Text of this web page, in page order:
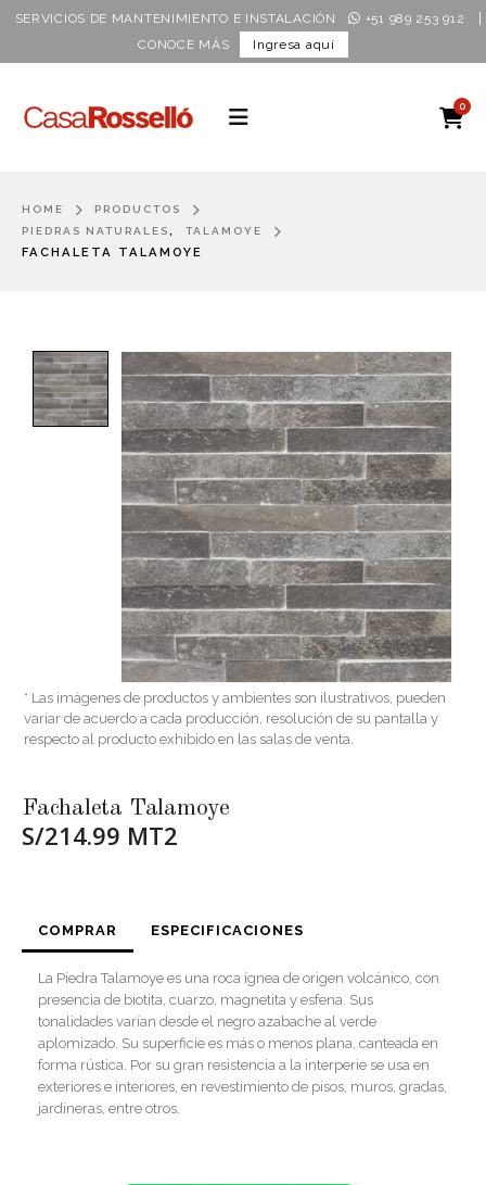
SERVICIOS DE MANTENIMIENTO E INSTALACIÓN +51 989 253 912
CONOCE MÁS Ingresa aquí
0
HOME
PRODUCTOS
PIEDRAS NATURALES, TALAMOYE
FACHALETA TALAMOYE
* Las imágenes de productos y ambientes son ilustrativos, pueden
variar de acuerdo a cada producción, resolución de su pantalla y
respecto al producto exhibido en las salas de venta.
Fachaleta Talamoye
S/214.99 MT2
COMPRAR ESPECIFICACIONES
La Piedra Talamoye es una roca ígnea de origen volcánico, con
presencia de biotita, cuarzo, magnetita y esfena. Sus
tonalidades varían desde el negro azabache al verde
aplomizado. Su superficie es más o menos plana, canteada en
forma rústica. Por su gran resistencia a la interperie se usa en
exteriores e interiores, en revestimiento de pisos, muros, gradas,
jardineras, entre otros.